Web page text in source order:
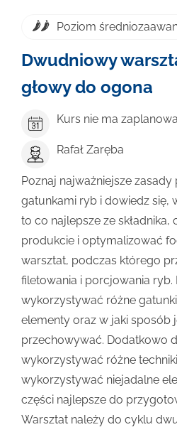
Poziom
Dwudniowy
głowy do ogona
Poznaj najważniejsze
gatunkami ryb i dowiedz się,
to co najlepsze ze składnika,
produkcie i optymalizować
warsztat, podczas którego
filetowania i porcjowania ryb.
wykorzystywać różne
elementy oraz w jaki sposób
przechowywać. Dodatkowo
wykorzystywać różne
wykorzystywać niejadalne
części najlepsze do
Warsztat należy do cyklu
Kurs nie ma
Rafał Zaręba